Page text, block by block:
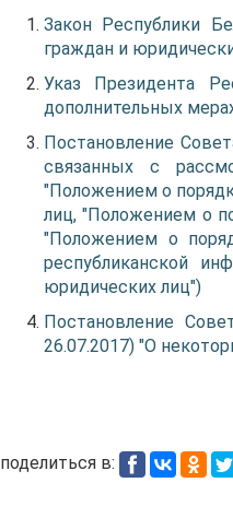
Закон Республики
граждан и
Указ Президента
дополнительных
Постановление
связанных с
"Положением о
лиц, "Положением о
"Положением о
республиканской
юридических лиц")
Постановление
26.07.2017) "О
поделиться в: